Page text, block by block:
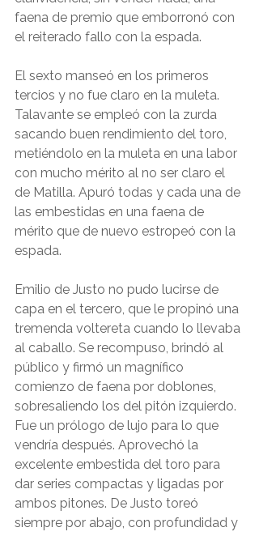
faena de premio que emborronó con
el reiterado fallo con la espada.
El sexto manseó en los primeros
tercios y no fue claro en la muleta.
Talavante se empleó con la zurda
sacando buen rendimiento del toro,
metiéndolo en la muleta en una labor
con mucho mérito al no ser claro el
de Matilla. Apuró todas y cada una de
las embestidas en una faena de
mérito que de nuevo estropeó con la
espada.
Emilio de Justo no pudo lucirse de
capa en el tercero, que le propinó una
tremenda voltereta cuando lo llevaba
al caballo. Se recompuso, brindó al
público y firmó un magnífico
comienzo de faena por doblones,
sobresaliendo los del pitón izquierdo.
Fue un prólogo de lujo para lo que
vendría después. Aprovechó la
excelente embestida del toro para
dar series compactas y ligadas por
ambos pitones. De Justo toreó
siempre por abajo, con profundidad y